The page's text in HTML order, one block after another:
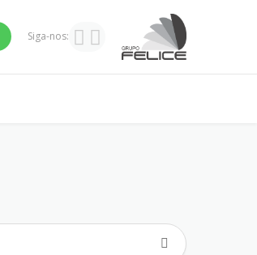
Siga-nos: